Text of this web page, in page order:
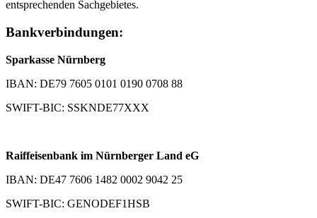
entsprechenden Sachgebietes.
Bankverbindungen:
Sparkasse Nürnberg
IBAN: DE79 7605 0101 0190 0708 88
SWIFT-BIC: SSKNDE77XXX
Raiffeisenbank im Nürnberger Land eG
IBAN: DE47 7606 1482 0002 9042 25
SWIFT-BIC: GENODEF1HSB